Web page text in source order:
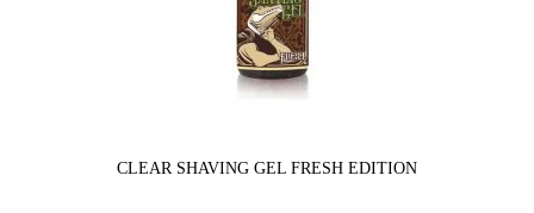
CLEAR SHAVING GEL FRESH EDITION